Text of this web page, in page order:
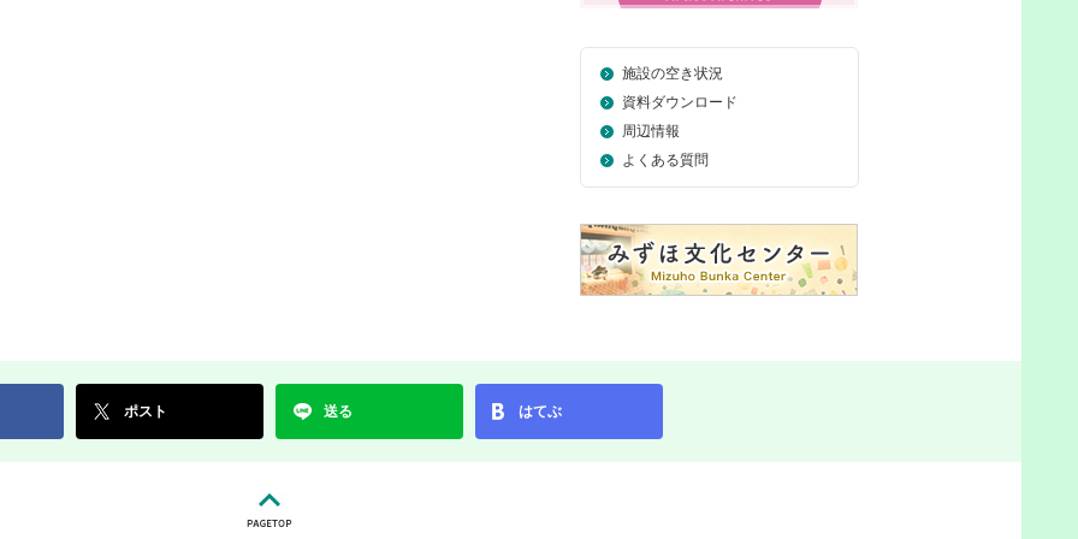
施設の空き状況
資料ダウンロード
周辺情報
よくある質問
ポスト 送る はてぶ